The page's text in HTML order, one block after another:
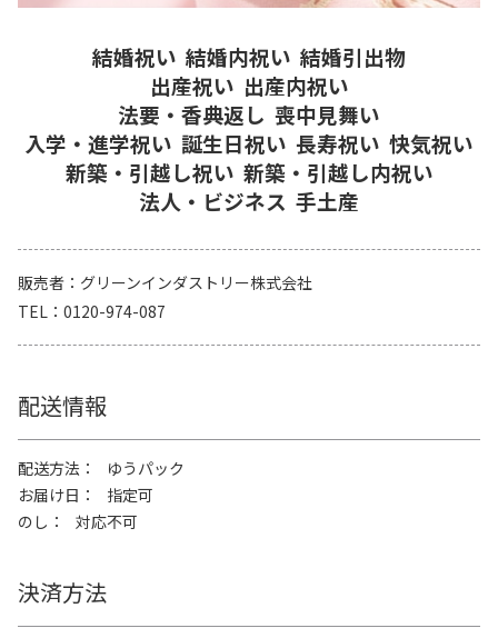
結婚祝い 結婚内祝い 結婚引出物
出産祝い 出産内祝い
法要・香典返し 喪中見舞い
入学・進学祝い 誕生日祝い 長寿祝い 快気祝い
新築・引越し祝い 新築・引越し内祝い
法人・ビジネス 手土産
販売者
グリーンインダストリー株式会社
TEL
0120-974-087
配送情報
配送方法
ゆうパック
お届け日
指定可
のし
対応不可
決済方法